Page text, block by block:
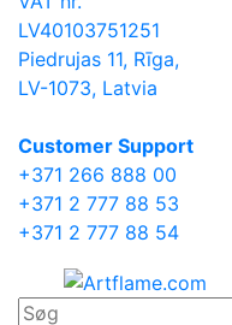
LV40103751251
Piedrujas 11, Rīga,
LV-1073, Latvia
Сustomer Support
+371 266 888 00
+371 2 777 88 53
+371 2 777 88 54